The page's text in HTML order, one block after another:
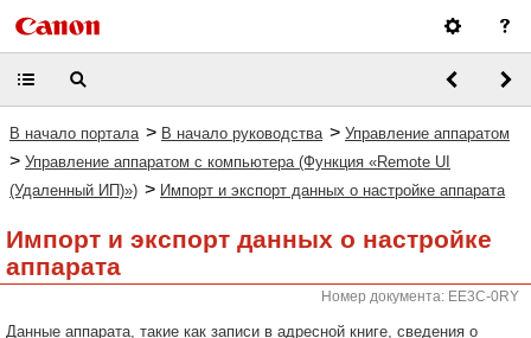
В начало портала > В начало руководства > Управление аппаратом
> Управление аппаратом с компьютера (Функция «Remote UI
(Удаленный ИП)») > Импорт и экспорт данных о настройке аппарата
Импорт и экспорт данных о настройке
аппарата
Номер документа: EE3C-0RY
Данные аппарата, такие как записи в адресной книге, сведения о